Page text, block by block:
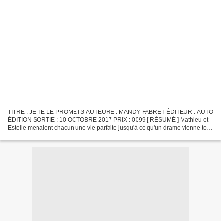
TITRE : JE TE LE PROMETS AUTEURE : MANDY FABRET ÉDITEUR : AUTO
ÉDITION SORTIE : 10 OCTOBRE 2017 PRIX : 0€99 [ RÉSUMÉ ] Mathieu et
Estelle menaient chacun une vie parfaite jusqu'à ce qu'un drame vienne tout